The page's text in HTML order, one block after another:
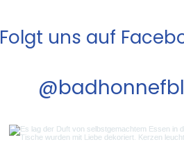
Folgt uns auf